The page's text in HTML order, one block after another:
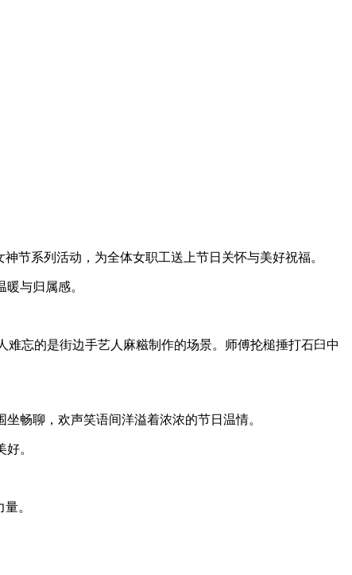
节系列活动，为全体女职工送上节日关怀与美好祝福。
与归属感。
忘的是街边手艺人麻糍制作的场景。师傅抡槌捶打石臼中
畅聊，欢声笑语间洋溢着浓浓的节日温情。
好。
。